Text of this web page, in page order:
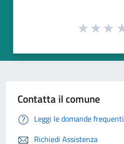
Contatta il comune
Leggi le domande frequenti
Richiedi Assistenza